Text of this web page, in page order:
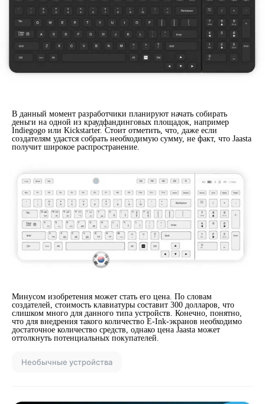
В данный момент разработчики планируют начать собирать
деньги на одной из краудфандинговых площадок, например
Indiegogo или Kickstarter. Стоит отметить, что, даже если
создателям удастся собрать необходимую сумму, не факт, что Jaasta
получит широкое распространение.
Минусом изобретения может стать его цена. По словам
создателей, стоимость клавиатуры составит 300 долларов, что
слишком много для данного типа устройств. Конечно, понятно,
что для внедрения такого количество E-Ink-экранов необходимо
достаточное количество средств, однако цена Jaasta может
оттолкнуть потенциальных покупателей.
Необычные устройства